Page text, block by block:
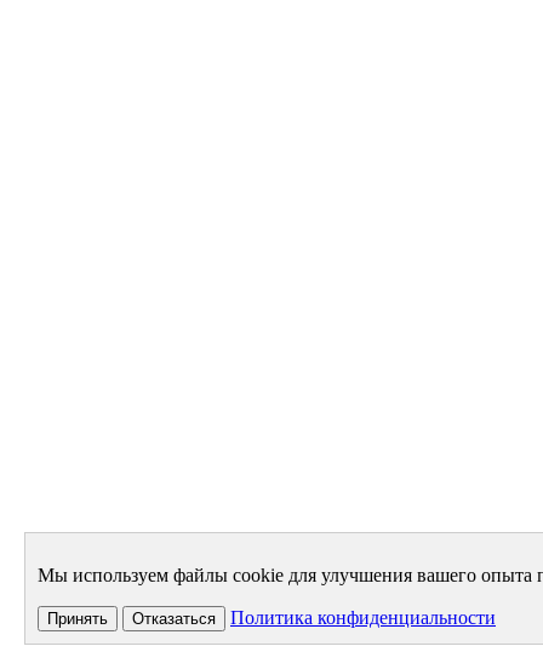
Мы используем файлы cookie для улучшения вашего опыта
Принять Отказаться Политика конфиденциальности